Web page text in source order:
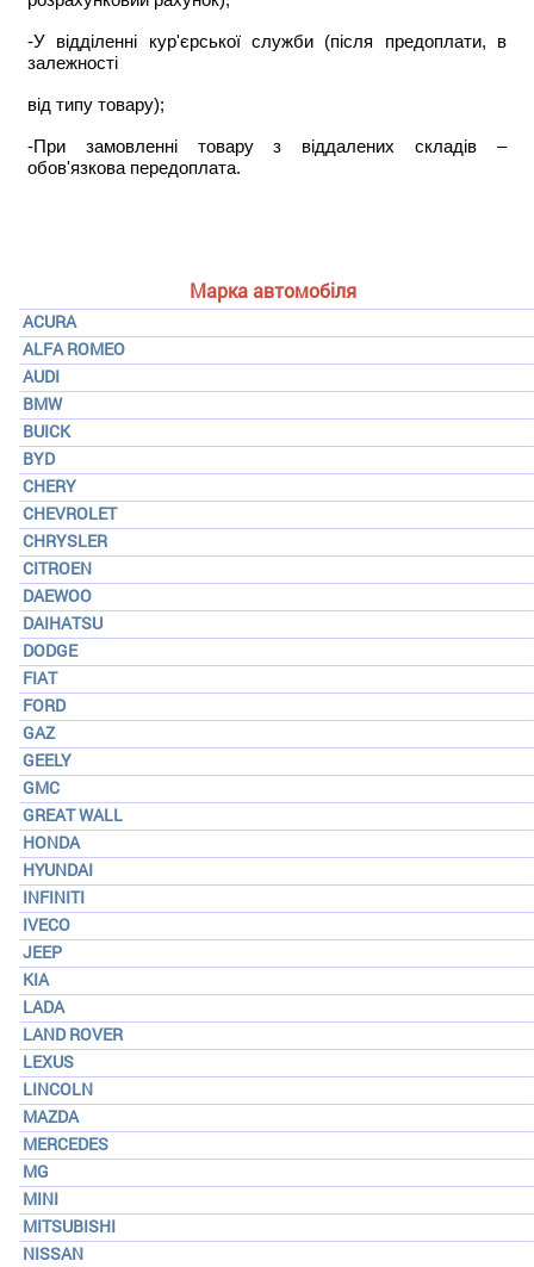
Марка автомобіля
ACURA
ALFA ROMEO
AUDI
BMW
BUICK
BYD
CHERY
CHEVROLET
CHRYSLER
CITROEN
DAEWOO
DAIHATSU
DODGE
FIAT
FORD
GAZ
GEELY
GMC
GREAT WALL
HONDA
HYUNDAI
INFINITI
IVECO
JEEP
KIA
LADA
LAND ROVER
LEXUS
LINCOLN
MAZDA
MERCEDES
MG
MINI
MITSUBISHI
NISSAN
-У відділенні кур'єрської служби (після предоплати, в
залежності
від типу товару);
-При замовленні товару з віддалених складів –
обов'язкова передоплата.